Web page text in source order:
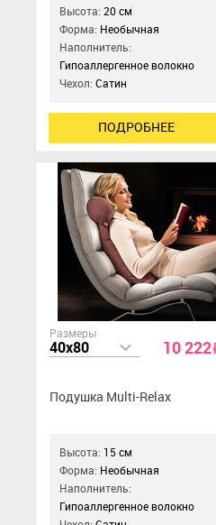
Высота:20 см
Форма: Необычная
Наполнитель:
Гипоаллергенное волокно
Чехол:Сатин
ПОДРОБНЕЕ
Размеры
40x80 10 222
Подушка Multi-Relax
Высота: 15 см
Форма: Необычная
Наполнитель:
Гипоаллергенное волокно